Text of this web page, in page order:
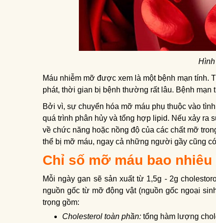
Máu nhiễm mỡ được xem là một bệnh mạn tính.
phát, thời gian bị bệnh thường rất lâu. Bệnh
Bởi vì, sự chuyển hóa mỡ máu phụ thuộc vào
quá trình phân hủy và tổng hợp lipid. Nếu xảy ra
về chức năng hoặc nồng độ của các chất mỡ
thể bị mỡ máu, ngay cả những người gầy cũng
Chỉ số mỡ máu bao
Mỗi ngày gan sẽ sản xuất từ 1,5g - 2g
nguồn gốc từ mỡ động vật (nguồn gốc ngoại
trọng gồm:
Cholesterol toàn phần: tổng hàm lượng